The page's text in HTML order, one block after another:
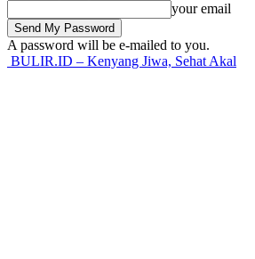
your email
A password will be e-mailed to you.
BULIR.ID – Kenyang Jiwa, Sehat Akal